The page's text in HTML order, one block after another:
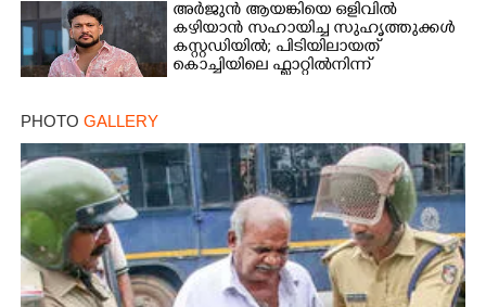
അർജുൻ ആയങ്കിയെ ഒളിവിൽ
കഴിയാൻ സഹായിച്ച സുഹൃത്തുക്കൾ
കസ്റ്റഡിയിൽ; പിടിയിലായത്
കൊച്ചിയിലെ ഫ്ലാറ്റിൽനിന്ന്
PHOTO GALLERY